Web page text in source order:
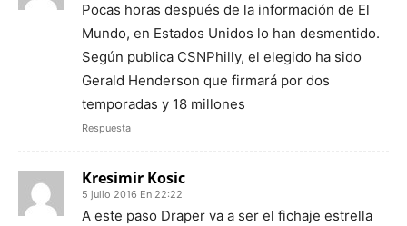
Pocas horas después de la información de El
Mundo, en Estados Unidos lo han desmentido.
Según publica CSNPhilly, el elegido ha sido
Gerald Henderson que firmará por dos
temporadas y 18 millones
Respuesta
Kresimir Kosic
5 julio 2016 En 22:22
A este paso Draper va a ser el fichaje estrella